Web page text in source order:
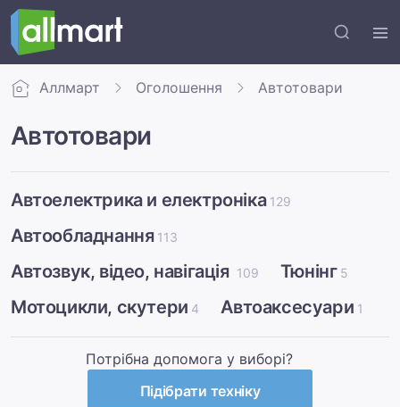
Аллмарт Оголошення Автотовари
Автотовари
Автоелектрика и електроніка 129
Автообладнання 113
Автозвук, відео, навігація 109 Тюнінг 5
Мотоцикли, скутери 4 Автоаксесуари 1
Потрібна допомога у виборі?
Підібрати техніку